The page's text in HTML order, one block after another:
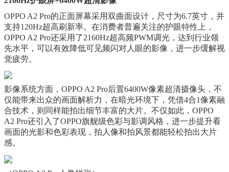
OPPO A2 Pro的正面屏幕采用双曲面设计，尺寸为6.7英寸，并
支持120Hz超高刷新率。在消费者普遍关注的护眼特性上，
OPPO A2 Pro还采用了2160Hz超高频PWM调光，达到行业领
先水平，可以有效降低可见频闪对人眼的影像，进一步缓解视
觉疲劳。
影像系统方面，OPPO A2 Pro后置6400W像素超清摄像头，不
仅能带来出众的画面解析力，在暗光环境下，凭借4合1像素融
合技术，则同样能拍出细节丰富的大片。不仅如此，OPPO
A2 Pro还引入了OPPO旗舰级色彩与影调风格，进一步提升看
画面的光影和色彩表现，拍人像和拍风景都能轻松拍出大片
感。